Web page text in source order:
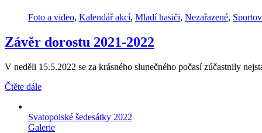
Foto a video, Kalendář akcí, Mladí hasiči, Nezařazené,
Závěr dorostu 2021-2022
V neděli 15.5.2022 se za krásného slunečného počasí zúčastnily
Čtěte dále
Svatopolské šedesátky 2022
Galerie